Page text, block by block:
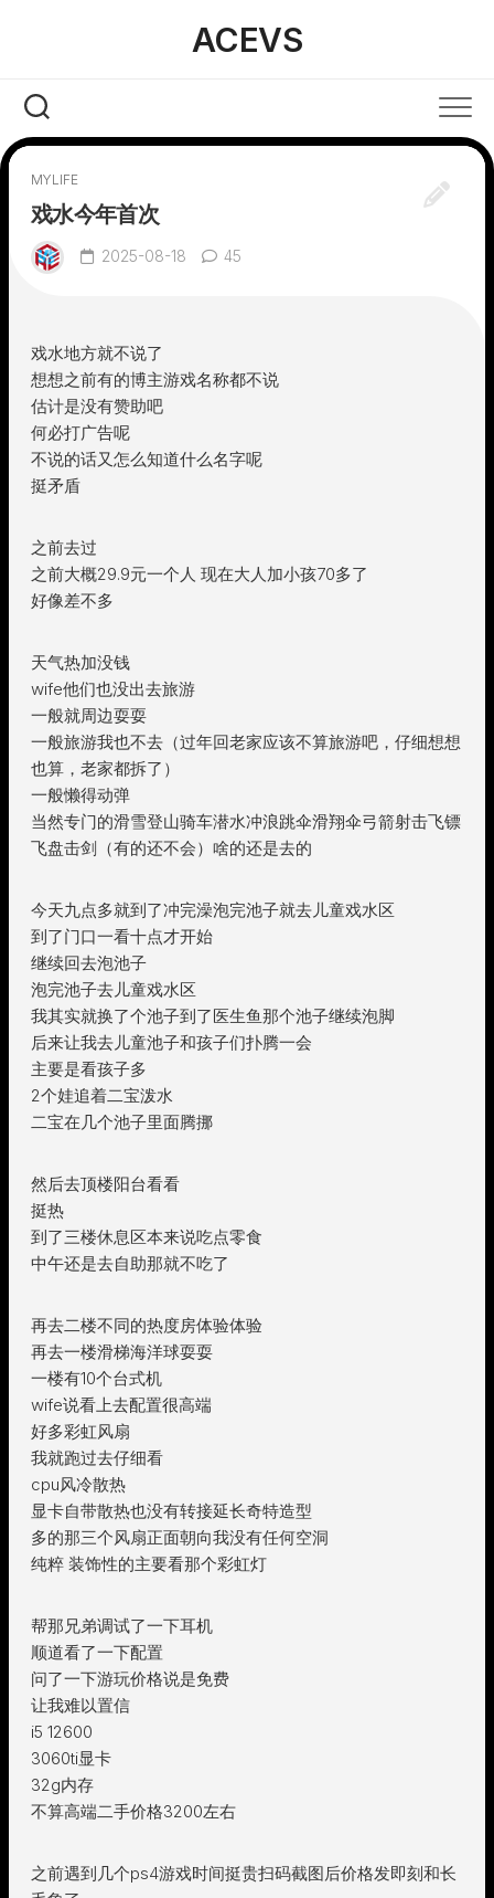
ACEVS
MYLIFE
戏水今年首次
2025-08-18 45
戏水地方就不说了
想想之前有的博主游戏名称都不说
估计是没有赞助吧
何必打广告呢
不说的话又怎么知道什么名字呢
挺矛盾
之前去过
之前大概29.9元一个人 现在大人加小孩70多了
好像差不多
天气热加没钱
wife他们也没出去旅游
一般就周边耍耍
一般旅游我也不去（过年回老家应该不算旅游吧，仔细想想
也算，老家都拆了）
一般懒得动弹
当然专门的滑雪登山骑车潜水冲浪跳伞滑翔伞弓箭射击飞镖
飞盘击剑（有的还不会）啥的还是去的
今天九点多就到了冲完澡泡完池子就去儿童戏水区
到了门口一看十点才开始
继续回去泡池子
泡完池子去儿童戏水区
我其实就换了个池子到了医生鱼那个池子继续泡脚
后来让我去儿童池子和孩子们扑腾一会
主要是看孩子多
2个娃追着二宝泼水
二宝在几个池子里面腾挪
然后去顶楼阳台看看
挺热
到了三楼休息区本来说吃点零食
中午还是去自助那就不吃了
再去二楼不同的热度房体验体验
再去一楼滑梯海洋球耍耍
一楼有10个台式机
wife说看上去配置很高端
好多彩虹风扇
我就跑过去仔细看
cpu风冷散热
显卡自带散热也没有转接延长奇特造型
多的那三个风扇正面朝向我没有任何空洞
纯粹 装饰性的主要看那个彩虹灯
帮那兄弟调试了一下耳机
顺道看了一下配置
问了一下游玩价格说是免费
让我难以置信
i5 12600
3060ti显卡
32g内存
不算高端二手价格3200左右
之前遇到几个ps4游戏时间挺贵扫码截图后价格发即刻和长